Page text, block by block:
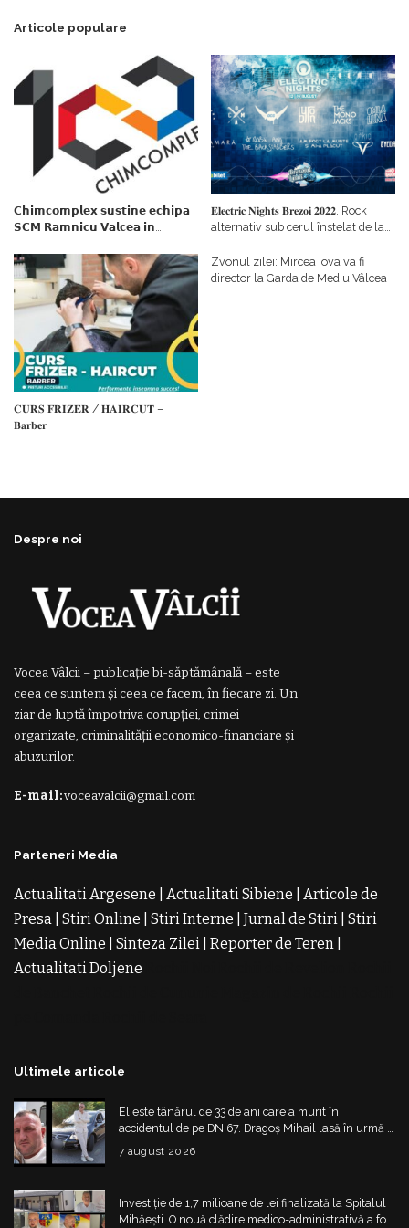
Articole populare
𝗖𝗵𝗶𝗺𝗰𝗼𝗺𝗽𝗹𝗲𝘅 𝘀𝘂𝘀𝘁𝗶𝗻𝗲 𝗲𝗰𝗵𝗶𝗽𝗮
𝗦𝗖𝗠 𝗥𝗮𝗺𝗻𝗶𝗰𝘂 𝗩𝗮𝗹𝗰𝗲𝗮 𝗶𝗻
𝗳𝗶𝗻𝗮𝗻𝘁𝗮𝘁𝗼𝗿
𝐄𝐥𝐞𝐜𝐭𝐫𝐢𝐜 𝐍𝐢𝐠𝐡𝐭𝐬 𝐁𝐫𝐞𝐳𝐨𝐢 𝟐𝟎𝟐𝟐. Rock
alternativ sub cerul înstelat de la
𝐂𝐔𝐑𝐒 𝐅𝐑𝐈𝐙𝐄𝐑 / 𝐇𝐀𝐈𝐑𝐂𝐔𝐓 –
𝐁𝐚𝐫𝐛𝐞𝐫
Zvonul zilei: Mircea Iova va fi
director la Garda de Mediu Vâlcea
Despre noi
Vocea Vâlcii – publicație bi-săptămânală – este
ceea ce suntem și ceea ce facem, în fiecare zi. Un
ziar de luptă împotriva corupției, crimei
organizate, criminalității economico-financiare și
abuzurilor.
E-mail:voceavalcii@gmail.com
Parteneri Media
Actualitati Argesene Actualitati Sibiene
Articole de
Presa Stiri Online Stiri Interne Jurnal de Stiri Stiri
Media Online
Sinteza Zilei Reporter de Teren
Actualitati Doljene
Ultimele articole
El este tânărul de 33 de ani care a murit în
accidentul de pe DN 67. Dragoș Mihail lasă în urmă o
7 august 2026
Investiție de 1,7 milioane de lei finalizată la Spitalul
Mihăești. O nouă clădire medico-administrativă a fost